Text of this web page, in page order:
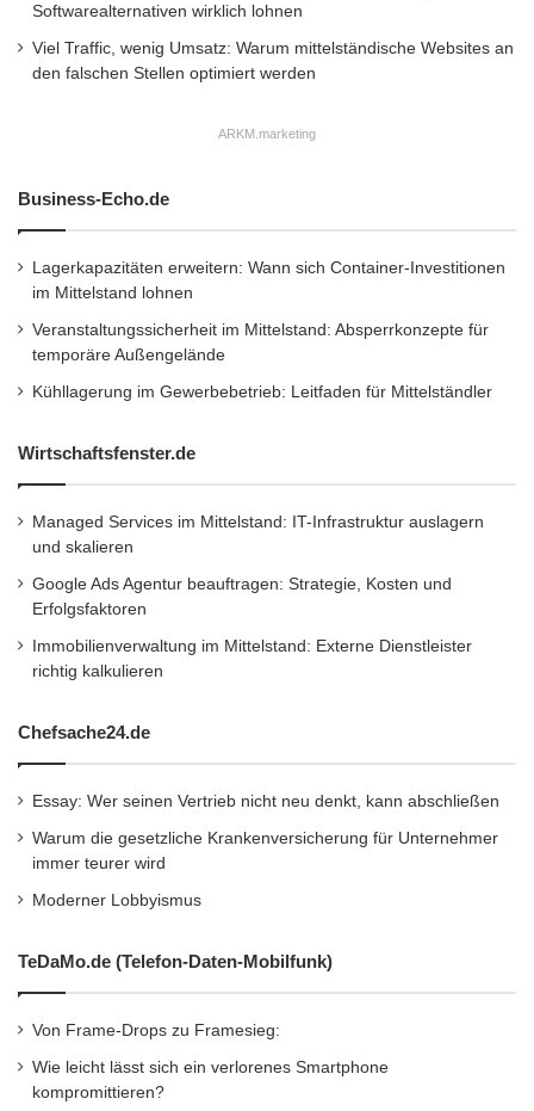
Anbietern sind hier gewaltig. Kategorie-Sieger
Axa überzeugt durch freundliche und
Servicequalität steht Ergo Direkt: Für
ausführlichere Informationen verweist die
Hotline immer an einen
Außendienstmitarbeiter, anstatt die Fragen
paar allgemeinere Punkte besprechen möchte,
ist auch hier in der Regel gut aufgehoben.
Versicherung, DEVK und VGH in Sachen
„Transparenz“. Hier nahmen die Tester die
Ansage der Kosten sowie für rechtliche
Hinweise unter die Lupe.
Anrufe, 2.367 Interviews, 250 Firmen – das ist
in 16 Branchen“, sagt Josef Reitberger,
Chefredakteur CHIP. „Das größte Gewicht lag
auf dem Service, den wir mit Interviews
bewertet haben: Unsere Tester gaben sich als
potenzielle Neukunden aus, um Hotline-
Mitarbeitern themenbezogene Fragen zu
stellen. Jedes Unternehmen wurde dabei zehn
Softwarealternativen wirklich lohnen
Viel Traffic, wenig Umsatz: Warum mittelständische Websites an
den falschen Stellen optimiert werden
ARKM.marketing
Business-Echo.de
Lagerkapazitäten erweitern: Wann sich Container-Investitionen
im Mittelstand lohnen
Veranstaltungssicherheit im Mittelstand: Absperrkonzepte für
temporäre Außengelände
Kühllagerung im Gewerbebetrieb: Leitfaden für Mittelständler
Wirtschaftsfenster.de
Managed Services im Mittelstand: IT-Infrastruktur auslagern
und skalieren
Google Ads Agentur beauftragen: Strategie, Kosten und
Erfolgsfaktoren
Immobilienverwaltung im Mittelstand: Externe Dienstleister
richtig kalkulieren
Chefsache24.de
Essay: Wer seinen Vertrieb nicht neu denkt, kann abschließen
Warum die gesetzliche Krankenversicherung für Unternehmer
immer teurer wird
Moderner Lobbyismus
TeDaMo.de (Telefon-Daten-Mobilfunk)
Von Frame-Drops zu Framesieg:
Wie leicht lässt sich ein verlorenes Smartphone
kompromittieren?